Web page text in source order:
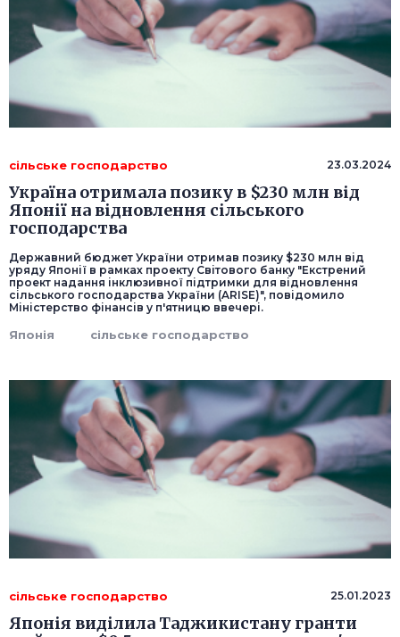
сільське господарство 23.03.2024
Україна отримала позику в $230 млн від
Японії на відновлення сільського
господарства
Державний бюджет України отримав позику $230 млн від
уряду Японії в рамках проекту Світового банку "Екстрений
проект надання інклюзивної підтримки для відновлення
сільського господарства України (ARISE)", повідомило
Міністерство фінансів у п'ятницю ввечері.
Японія сільське господарство
сільське господарство 25.01.2023
Японія виділила Таджикистану гранти